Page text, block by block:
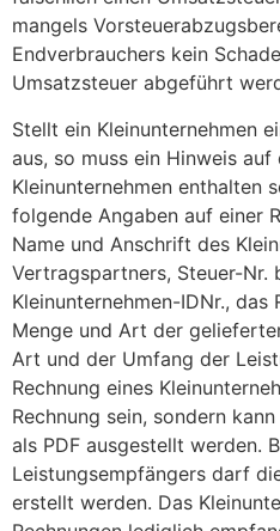
mangels
Endverbrauchers kein
Umsatzsteuer abgeführt
Stellt ein Kleinunternehmen
aus, so muss ein Hinweis
Kleinunternehmen enthalten
folgende Angaben auf einer
Name und Anschrift des
Vertragspartners, Steuer-Nr.
Kleinunternehmen-IDNr., das
Menge und Art der
Art und der Umfang der
Rechnung eines
Rechnung sein, sondern
als PDF ausgestellt werden.
Leistungsempfängers darf
erstellt werden. Das